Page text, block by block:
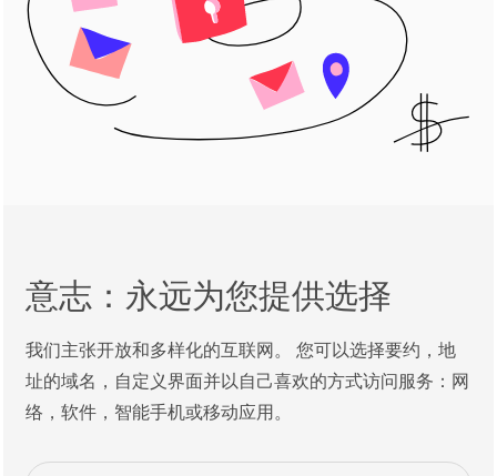
意志：永远为您提供选择
我们主张开放和多样化的互联网。 您可以选择要约，地
址的域名，自定义界面并以自己喜欢的方式访问服务：网
络，软件，智能手机或移动应用。